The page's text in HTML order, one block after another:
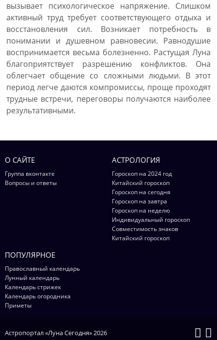
вызывает психологическое напряжение. Слишком
активный труд требует соответствующего отдыха и
восстановления сил. Возникает потребность в
понимании и душевном равновесии. Равнодушие
воспринимается весьма болезненно. Растущая Луна
благоприятствует разрешению конфликтов. Она
облегчает общение со сложными людьми. В этот
период легче даются компромиссы, проще проходят
трудные встречи, переговоры получаются наиболее
результативными.
О САЙТЕ
Группа вконтакте
Вопросы и ответы
АСТРОЛОГИЯ
Гороскоп на 2024 год
Китайский гороскоп
Гороскоп на сегодня
Гороскоп на завтра
Гороскоп на неделю
Индивидуальный гороскоп
Совместимость знаков
Китайский гороскоп
ПОПУЛЯРНОЕ
Православный календарь
Лунный календарь
Календарь стрижек
Календарь огородника
Приметы
Астропортал «Луна Сегодня» 2026